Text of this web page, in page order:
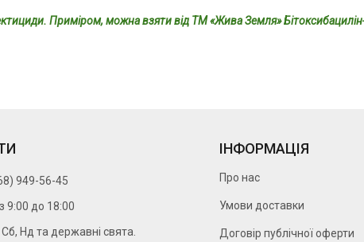
Приміром, можна взяти від ТМ «Жива Земля»
949-56-45
9:00 до 18:00
Сб, Нд та державні свята.
ІНФОРМАЦІЯ
Про нас
Умови доставки
Договір публічної оферти